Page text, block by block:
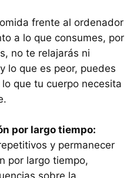
frente al ordenador
a lo que consumes, por
no te relajarás ni
lo que es peor, puedes
que tu cuerpo necesita
por largo tiempo:
y permanecer
por largo tiempo,
sobre la